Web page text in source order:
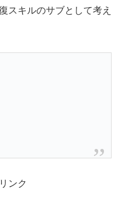
スキルのサブとして考え
ンク